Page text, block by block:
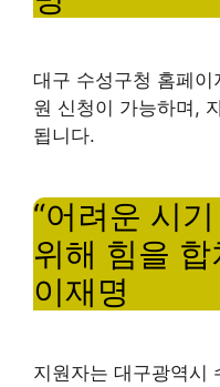
대구 수성구청 홈페
원 신청이 가능하며,
됩니다.
“어려운 시
위해 힘을 합
이재명
지원자는 대구광역시